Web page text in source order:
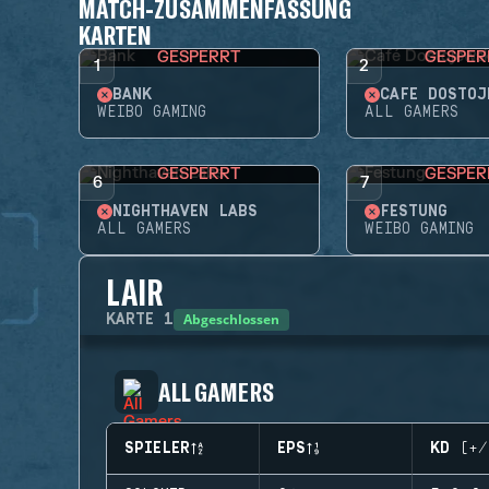
MATCH-ZUSAMMENFASSUNG
KARTEN
1 GESPERRT
BANK
WEIBO GAMING
2
CAFÉ
ALL GAMERS
6 GESPERRT
NIGHTHAVEN LABS
ALL GAMERS
7
FESTUNG
WEIBO GAMING
LAIR
KARTE 1 Abgeschlossen
ALL GAMERS
SPIELER EPS KD